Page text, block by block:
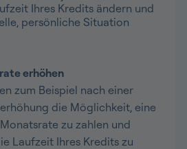
Ihres Kredits ändern und
persönliche Situation
erhöhen
zum Beispiel nach einer
die Möglichkeit, eine
zu zahlen und
Laufzeit Ihres Kredits zu